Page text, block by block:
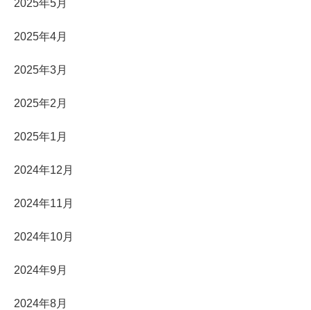
2025年5月
2025年4月
2025年3月
2025年2月
2025年1月
2024年12月
2024年11月
2024年10月
2024年9月
2024年8月